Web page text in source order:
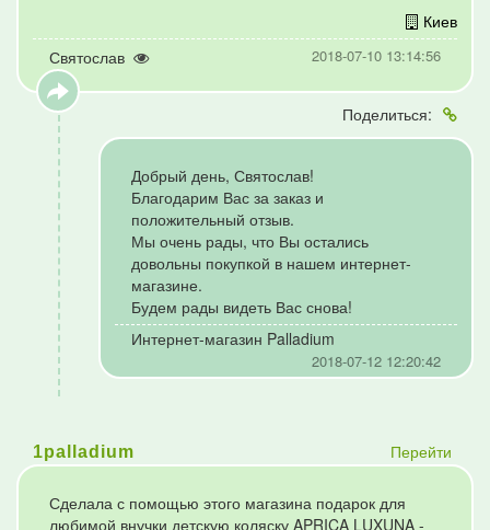
Киев
Святослав
2018-07-10 13:14:56
Поделиться:
Добрый день, Святослав!
Благодарим Вас за заказ и
положительный отзыв.
Мы очень рады, что Вы остались
довольны покупкой в нашем интернет-
магазине.
Будем рады видеть Вас снова!
Интернет-магазин Palladium
2018-07-12 12:20:42
1palladium Перейти
Сделала с помощью этого магазина подарок для
любимой внучки детскую коляску APRICA LUXUNA -